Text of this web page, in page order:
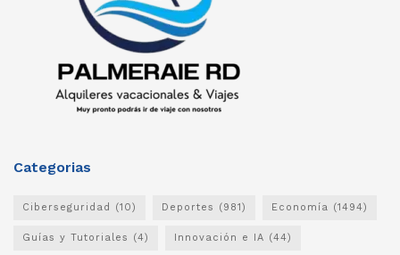
Categorias
Ciberseguridad (10) Deportes (981) Economía (1494)
Guías y Tutoriales (4) Innovación e IA (44)